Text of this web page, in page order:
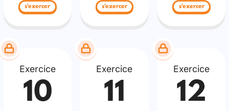
s'exercer s'exercer s'exercer
Exercice
10
Exercice
11
Exercice
12